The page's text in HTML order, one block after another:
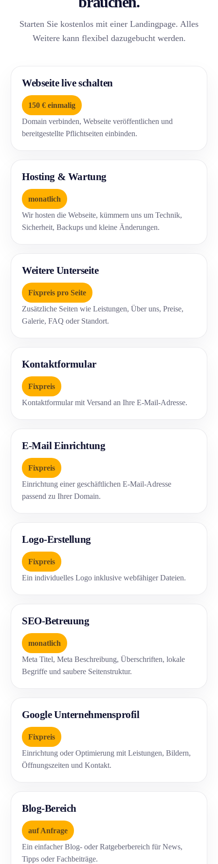
Starten Sie kostenlos mit einer Landingpage. Alles
Weitere kann flexibel dazugebucht werden.
Webseite live schalten
150 € einmalig
Domain verbinden, Webseite veröffentlichen und
bereitgestellte Pflichtseiten einbinden.
Hosting & Wartung
monatlich
Wir hosten die Webseite, kümmern uns um Technik,
Sicherheit, Backups und kleine Änderungen.
Weitere Unterseite
Fixpreis pro Seite
Zusätzliche Seiten wie Leistungen, Über uns, Preise,
Galerie, FAQ oder Standort.
Kontaktformular
Fixpreis
Kontaktformular mit Versand an Ihre E-Mail-Adresse.
E-Mail Einrichtung
Fixpreis
Einrichtung einer geschäftlichen E-Mail-Adresse
passend zu Ihrer Domain.
Logo-Erstellung
Fixpreis
Ein individuelles Logo inklusive webfähiger Dateien.
SEO-Betreuung
monatlich
Meta Titel, Meta Beschreibung, Überschriften, lokale
Begriffe und saubere Seitenstruktur.
Google Unternehmensprofil
Fixpreis
Einrichtung oder Optimierung mit Leistungen, Bildern,
Öffnungszeiten und Kontakt.
Blog-Bereich
auf Anfrage
Ein einfacher Blog- oder Ratgeberbereich für News,
Tipps oder Fachbeiträge.